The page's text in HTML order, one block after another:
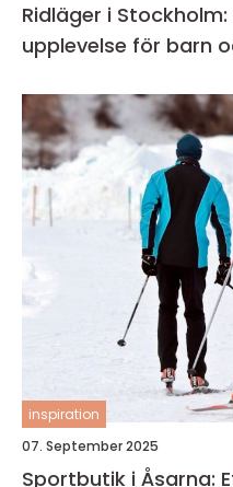
Ridläger i
upplevelse för barn
inspiration
07. September 2025
Sportbutik i Åsarna: